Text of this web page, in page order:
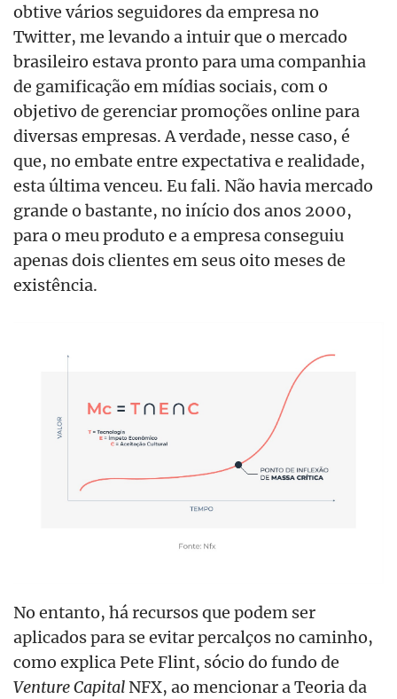
obtive vários seguidores da empresa no
Twitter, me levando a intuir que o mercado
brasileiro estava pronto para uma companhia
de gamificação em mídias sociais, com o
objetivo de gerenciar promoções online para
diversas empresas. A verdade, nesse caso, é
que, no embate entre expectativa e realidade,
esta última venceu. Eu fali. Não havia mercado
grande o bastante, no início dos anos 2000,
para o meu produto e a empresa conseguiu
apenas dois clientes em seus oito meses de
existência.
No entanto, há recursos que podem ser
aplicados para se evitar percalços no caminho,
como explica Pete Flint, sócio do fundo de
Venture Capital NFX, ao mencionar a Teoria da